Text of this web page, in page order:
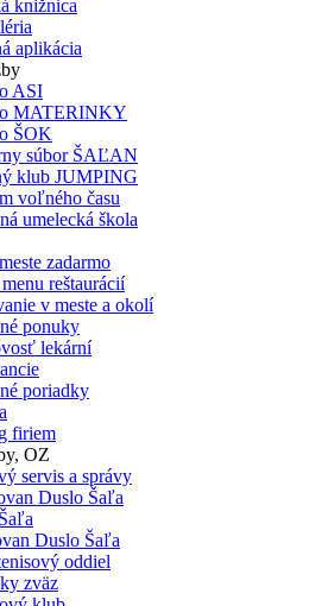
knižnica
aplikácia
ASI
MATERINKY
ŠOK
súbor ŠAĽAN
klub JUMPING
voľného času
umelecká škola
zadarmo
reštaurácií
v meste a okolí
ponuky
lekární
poriadky
firiem
OZ
servis a správy
Duslo Šaľa
Duslo Šaľa
oddiel
zväz